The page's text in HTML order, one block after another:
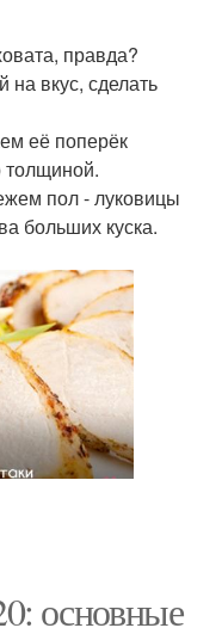
правда?
вкус, сделать
её поперёк
толщиной.
пол - луковицы
больших куска.
основные